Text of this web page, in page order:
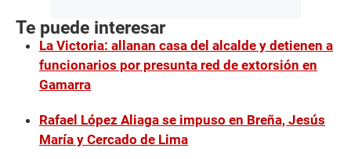
Te puede interesar
La Victoria: allanan casa del alcalde y detienen a
funcionarios por presunta red de extorsión en
Gamarra
Rafael López Aliaga se impuso en Breña, Jesús
María y Cercado de Lima